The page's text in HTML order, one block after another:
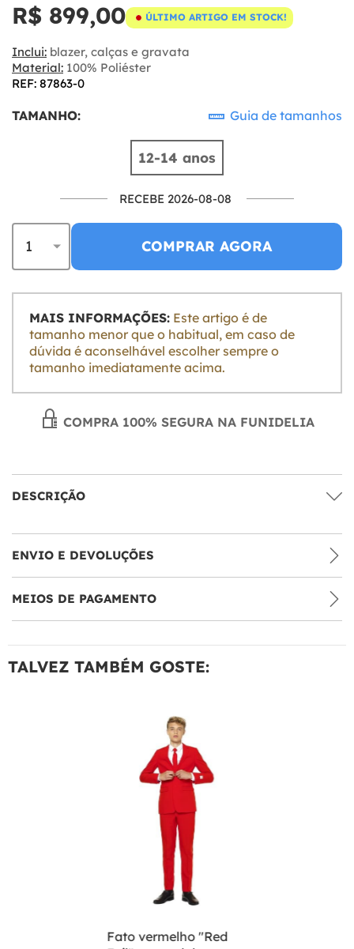
R$ 899,00 ÚLTIMO ARTIGO EM STOCK!
Inclui: blazer, calças e gravata
Material: 100% Poliéster
REF: 87863-0
TAMANHO: Guia de tamanhos
12-14 anos
RECEBE 2026-08-08
COMPRAR AGORA
MAIS INFORMAÇÕES:
tamanho menor que o habitual, em caso de
dúvida é aconselhável escolher sempre o
tamanho imediatamente acima.
COMPRA 100% SEGURA NA FUNIDELIA
DESCRIÇÃO
ENVIO E DEVOLUÇÕES
MEIOS DE PAGAMENTO
TALVEZ TAMBÉM GOSTE:
Fato vermelho "Red